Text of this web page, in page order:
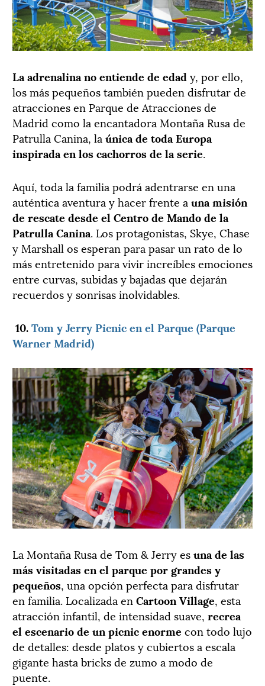
La adrenalina no entiende de edad y, por ello,
los más pequeños también pueden disfrutar de
atracciones en Parque de Atracciones de
Madrid como la encantadora Montaña Rusa de
Patrulla Canina, la única de toda Europa
inspirada en los cachorros de la serie.
Aquí, toda la familia podrá adentrarse en una
auténtica aventura y hacer frente a una misión
de rescate desde el Centro de Mando de la
Patrulla Canina. Los protagonistas, Skye, Chase
y Marshall os esperan para pasar un rato de lo
más entretenido para vivir increíbles emociones
entre curvas, subidas y bajadas que dejarán
recuerdos y sonrisas inolvidables.
10.Tom y Jerry Picnic en el Parque (Parque
Warner Madrid)
La Montaña Rusa de Tom & Jerry esuna de las
más visitadas en el parque por grandes y
pequeños, una opción perfecta para disfrutar
en familia. Localizada en Cartoon Village, esta
atracción infantil, de intensidad suave, recrea
el escenario de un picnic enorme con todo lujo
de detalles: desde platos y cubiertos a escala
gigante hasta bricks de zumo a modo de
puente.